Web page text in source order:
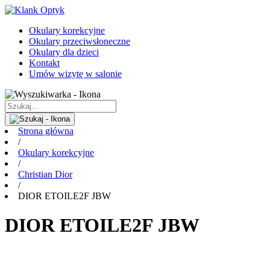
Okulary korekcyjne
Okulary przeciwsłoneczne
Okulary dla dzieci
Kontakt
Umów wizytę w salonie
Strona główna
/
Okulary korekcyjne
/
Christian Dior
/
DIOR ETOILE2F JBW
DIOR ETOILE2F JBW